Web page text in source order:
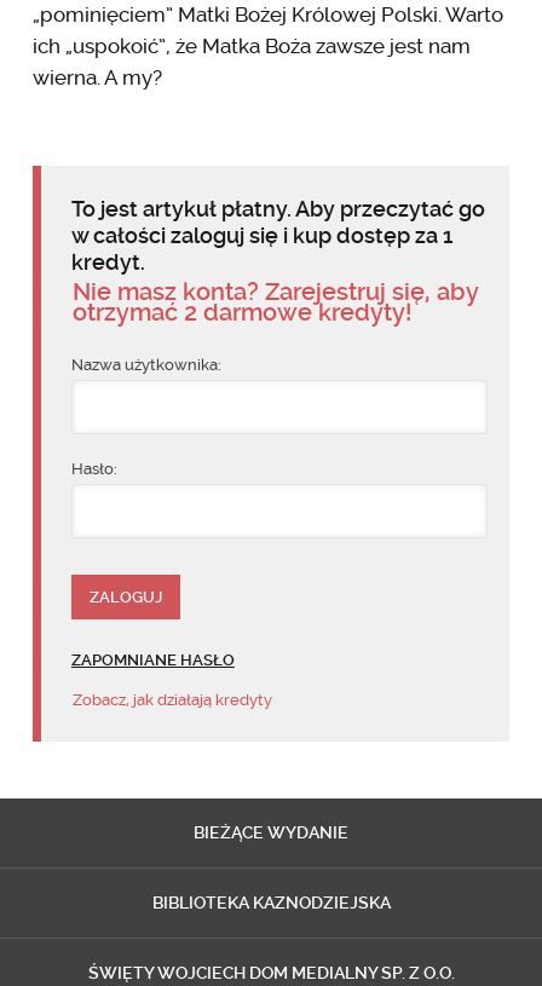
„pominięciem” Matki Bożej Królowej Polski. Warto
ich „uspokoić”, że Matka Boża zawsze jest nam
wierna. A my?
To jest artykuł płatny. Aby przeczytać go
w całości zaloguj się i kup dostęp za 1
kredyt.
Nie masz konta? Zarejestruj się, aby
otrzymać 2 darmowe kredyty!
Nazwa użytkownika:
Hasło:
ZAPOMNIANE HASŁO
Zobacz, jak działają kredyty
BIEŻĄCE WYDANIE
BIBLIOTEKA KAZNODZIEJSKA
ŚWIĘTY WOJCIECH DOM MEDIALNY SP. Z O.O.